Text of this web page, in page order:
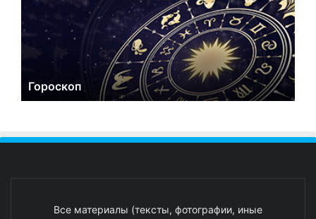
Гороскоп
Все материалы (тексты, фотографии, иные